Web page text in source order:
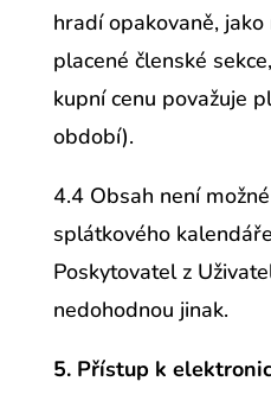
hradí opakovaně,
placené členské
kupní cenu považuje
období).
4.4 Obsah není
splátkového
Poskytovatel z
nedohodnou jinak.
5. Přístup k